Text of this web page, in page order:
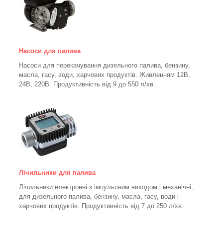
Насоси для палива
Насоси для перекачування дизельного палива, бензину,
масла, гасу, води, харчових продуктів. Живленням 12В,
24В, 220В. Продуктивність від 9 до 550 л/хв.
Лічильники для палива
Лічильники електронні з імпульсним виходом і механічні,
для дизельного палива, бензину, масла, гасу, води і
харчових продуктів. Продуктивність від 7 до 250 л/хв.